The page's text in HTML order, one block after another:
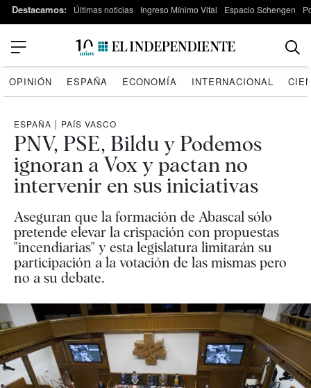
Destacamos: Últimas noticias Ingreso Mínimo Vital Espacio Schengen
OPINIÓN ESPAÑA ECONOMÍA INTERNACIONAL
ESPAÑA | PAÍS VASCO
PNV, PSE, Bildu y Podemos
ignoran a Vox y pactan no
intervenir en sus iniciativas
Aseguran que la formación de Abascal sólo
pretende elevar la crispación con propuestas
"incendiarias" y esta legislatura limitarán su
participación a la votación de las mismas pero
no a su debate.